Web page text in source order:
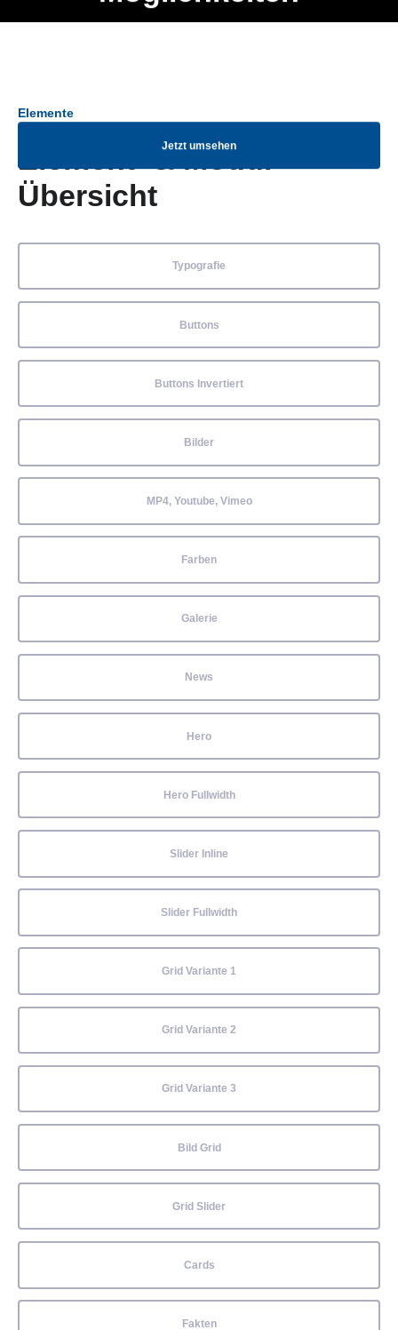
Jetzt umsehen
Elemente
Element- & Modul-
Übersicht
Typografie
Buttons
Buttons Invertiert
Bilder
MP4, Youtube, Vimeo
Farben
Galerie
News
Hero
Hero Fullwidth
Slider Inline
Slider Fullwidth
Grid Variante 1
Grid Variante 2
Grid Variante 3
Bild Grid
Grid Slider
Cards
Fakten